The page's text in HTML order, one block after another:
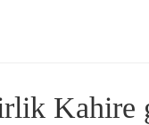
Kahire